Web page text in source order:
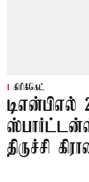
கிரிக்கெட்
டிஎன்பிஎல்
திருச்சி